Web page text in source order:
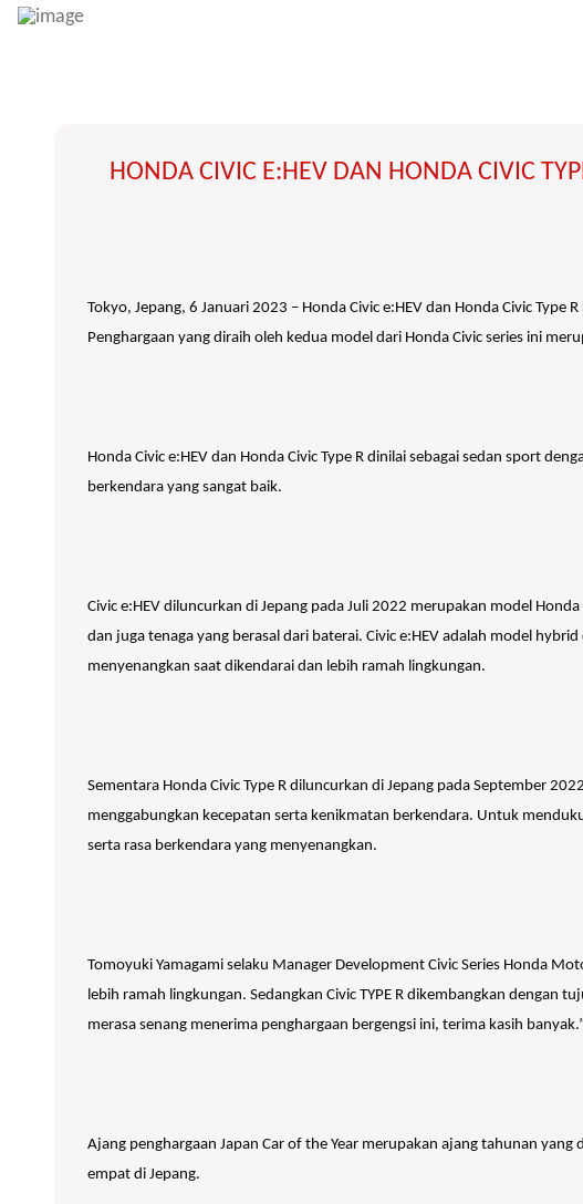
HONDA CIVIC E:HEV DAN HONDA CIVIC
Tokyo, Jepang, 6 Januari 2023 – Honda Civic e:HEV dan Honda Civic
Penghargaan yang diraih oleh kedua model dari Honda Civic series ini
Honda Civic e:HEV dan Honda Civic Type R dinilai sebagai sedan sport
berkendara yang sangat baik.
Civic e:HEV diluncurkan di Jepang pada Juli 2022 merupakan model
dan juga tenaga yang berasal dari baterai. Civic e:HEV adalah model
menyenangkan saat dikendarai dan lebih ramah lingkungan.
Sementara Honda Civic Type R diluncurkan di Jepang pada September
menggabungkan kecepatan serta kenikmatan berkendara. Untuk
serta rasa berkendara yang menyenangkan.
Tomoyuki Yamagami selaku Manager Development Civic Series Honda
lebih ramah lingkungan. Sedangkan Civic TYPE R dikembangkan dengan
merasa senang menerima penghargaan bergengsi ini, terima kasih
Ajang penghargaan Japan Car of the Year merupakan ajang tahunan
empat di Jepang.